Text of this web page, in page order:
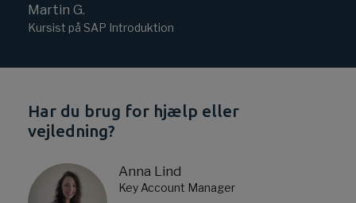
Martin G.
Kursist på SAP Introduktion
Har du brug for hjælp eller
vejledning?
Anna Lind
Key Account Manager